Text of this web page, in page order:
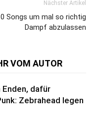
Nächster Artikel
Songs um mal so richtig
Dampf abzulassen
VOM AUTOR
dafür
Zebrahead legen